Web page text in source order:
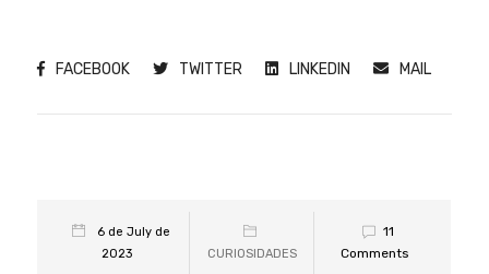
FACEBOOK TWITTER LINKEDIN MAIL
6 de July de
2023
CURIOSIDADES
11
Comments